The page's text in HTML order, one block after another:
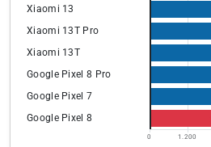
Xiaomi 13
Xiaomi 13T Pro
Xiaomi 13T
Google Pixel 8 Pro
Google Pixel 7
Google Pixel 8
0 1.200